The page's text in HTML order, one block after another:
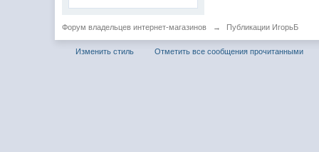
Форум владельцев интернет-магазинов → Публикации ИгорьБ
Изменить стиль Отметить все сообщения прочитанными